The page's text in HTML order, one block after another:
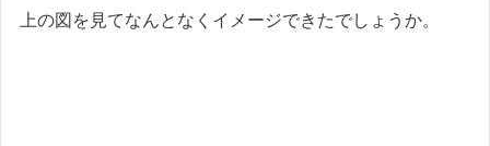
上の図を見てなんとなくイメージできたでしょうか。